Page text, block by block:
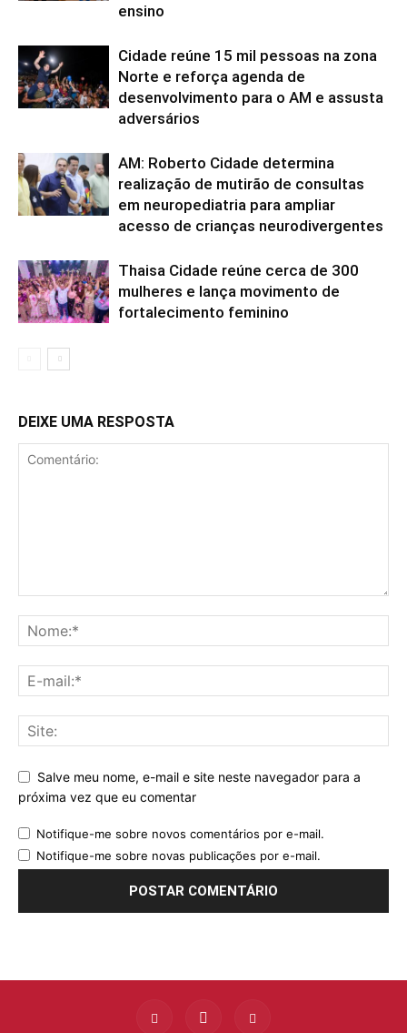
ensino
Cidade reúne 15 mil pessoas na zona
Norte e reforça agenda de
desenvolvimento para o AM e assusta
adversários
AM: Roberto Cidade determina
realização de mutirão de consultas
em neuropediatria para ampliar
acesso de crianças neurodivergentes
Thaisa Cidade reúne cerca de 300
mulheres e lança movimento de
fortalecimento feminino
DEIXE UMA RESPOSTA
Salve meu nome, e-mail e site neste navegador para a
próxima vez que eu comentar
Notifique-me sobre novos comentários por e-mail.
Notifique-me sobre novas publicações por e-mail.